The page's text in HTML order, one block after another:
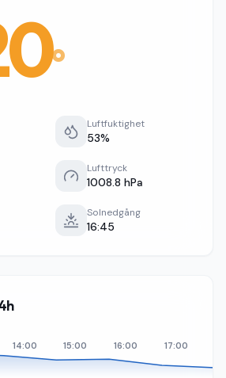
°
Luftfuktighet
53%
Lufttryck
1008.8 hPa
Solnedgång
16:45
14:00 15:00 16:00 17:00